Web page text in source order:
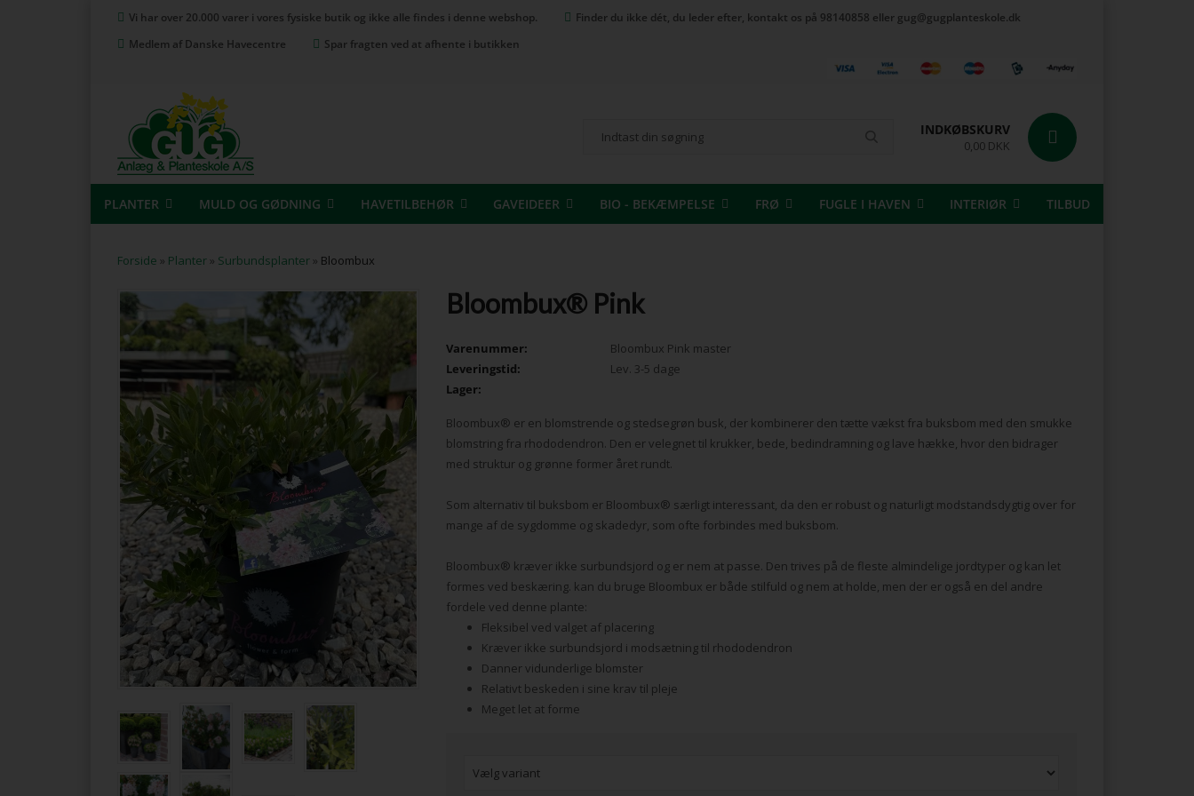
Vi har over 20.000 varer i vores fysiske butik og ikke alle findes i denne webshop.
Finder du ikke dét, du leder efter, kontakt os på 98140858 eller gug@gugplanteskole.dk
Medlem af Danske Havecentre
Spar fragten ved at afhente i butikken
INDKØBSKURV
0,00 DKK
PLANTER MULD OG GØDNING HAVETILBEHØR GAVEIDEER BIO - BEKÆMPELSE FRØ FUGLE I HAVEN INTERIØR TILBUD
Forside » Planter » Surbundsplanter » Bloombux
Bloombux® Pink
Varenummer:
Bloombux Pink master
Leveringstid:
Lev. 3-5 dage
Lager:
Bloombux® er en blomstrende og stedsegrøn busk, der kombinerer den tætte vækst fra buksbom med den smukke
blomstring fra rhododendron. Den er velegnet til krukker, bede, bedindramning og lave hække, hvor den bidrager
med struktur og grønne former året rundt.
Som alternativ til buksbom er Bloombux® særligt interessant, da den er robust og naturligt modstandsdygtig over for
mange af de sygdomme og skadedyr, som ofte forbindes med buksbom.
Bloombux® kræver ikke surbundsjord og er nem at passe. Den trives på de fleste almindelige jordtyper og kan let
formes ved beskæring. kan du bruge Bloombux er både stilfuld og nem at holde, men der er også en del andre
fordele ved denne plante:
Fleksibel ved valget af placering
Kræver ikke surbundsjord i modsætning til rhododendron
Danner vidunderlige blomster
Relativt beskeden i sine krav til pleje
Meget let at forme